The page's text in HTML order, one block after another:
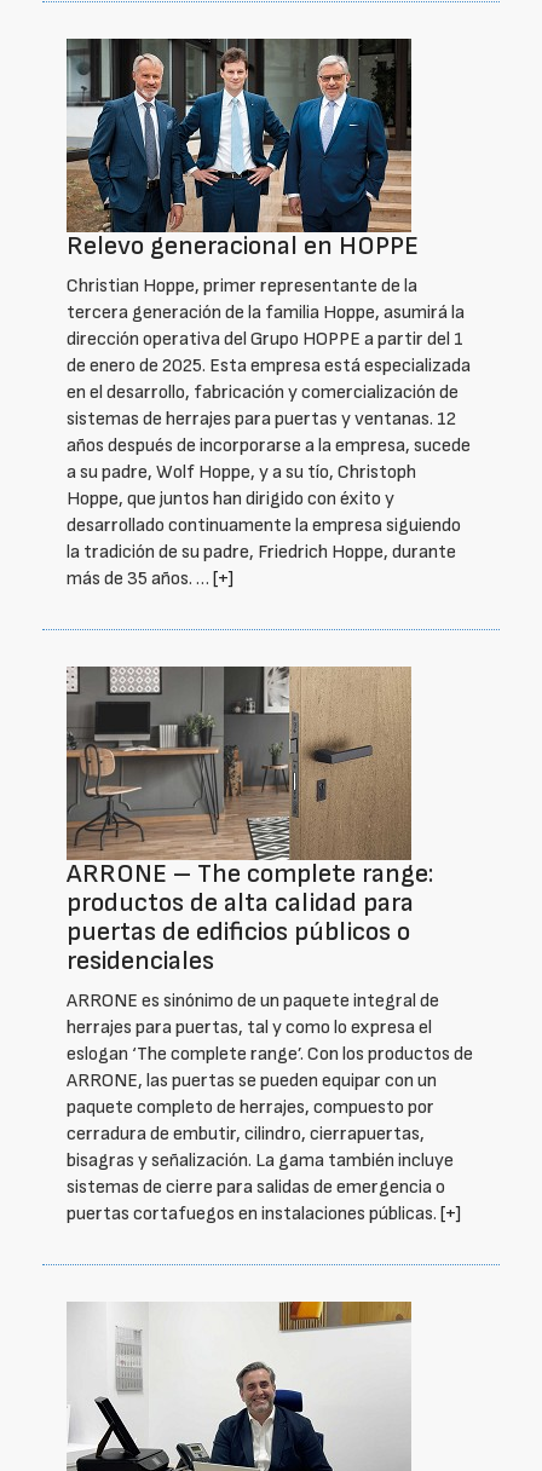
Relevo generacional en HOPPE
Christian Hoppe, primer representante de la
tercera generación de la familia Hoppe, asumirá la
dirección operativa del Grupo HOPPE a partir del 1
de enero de 2025. Esta empresa está especializada
en el desarrollo, fabricación y comercialización de
sistemas de herrajes para puertas y ventanas. 12
años después de incorporarse a la empresa, sucede
a su padre, Wolf Hoppe, y a su tío, Christoph
Hoppe, que juntos han dirigido con éxito y
desarrollado continuamente la empresa siguiendo
la tradición de su padre, Friedrich Hoppe, durante
más de 35 años. … [+]
ARRONE – The complete range:
productos de alta calidad para
puertas de edificios públicos o
residenciales
ARRONE es sinónimo de un paquete integral de
herrajes para puertas, tal y como lo expresa el
eslogan ‘The complete range’. Con los productos de
ARRONE, las puertas se pueden equipar con un
paquete completo de herrajes, compuesto por
cerradura de embutir, cilindro, cierrapuertas,
bisagras y señalización. La gama también incluye
sistemas de cierre para salidas de emergencia o
puertas cortafuegos en instalaciones públicas. [+]